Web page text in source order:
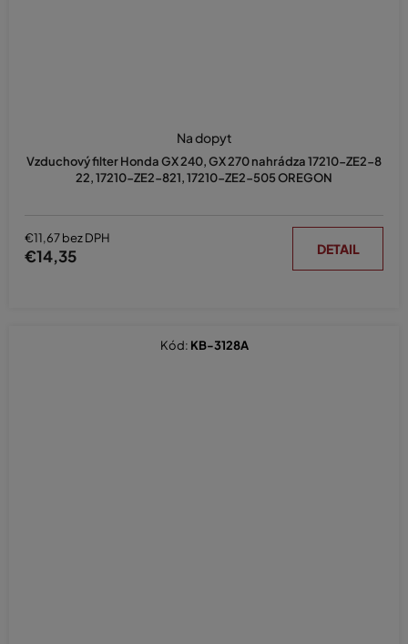
Vzduchový filter Honda GX 240, GX 270 nahrádza 17210-ZE2-8
22, 17210-ZE2-821, 17210-ZE2-505 OREGON
Na dopyt
€11,67 bez DPH
€14,35 DETAIL
Kód: KB-3128A